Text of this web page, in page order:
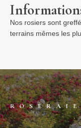
Nos rosiers sont
terrains mêmes les